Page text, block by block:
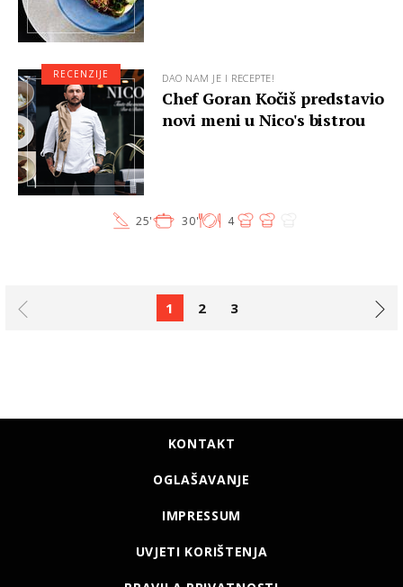
DAO NAM JE I RECEPTE!
Chef Goran Kočiš predstavio
novi meni u Nico's bistrou
25' 30' 4
RECENZIJE
1 2 3
KONTAKT
OGLAŠAVANJE
IMPRESSUM
UVJETI KORIŠTENJA